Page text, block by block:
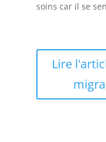
soins car il se
Lire